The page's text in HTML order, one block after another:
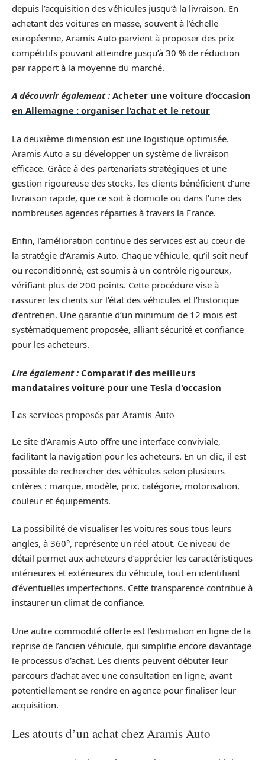
depuis l’acquisition des véhicules jusqu’à la livraison. En
achetant des voitures en masse, souvent à l’échelle
européenne, Aramis Auto parvient à proposer des prix
compétitifs pouvant atteindre jusqu’à 30 % de réduction
par rapport à la moyenne du marché.
A découvrir également : Acheter une voiture d’occasion
en Allemagne : organiser l’achat et le retour
La deuxième dimension est une logistique optimisée.
Aramis Auto a su développer un système de livraison
efficace. Grâce à des partenariats stratégiques et une
gestion rigoureuse des stocks, les clients bénéficient d’une
livraison rapide, que ce soit à domicile ou dans l’une des
nombreuses agences réparties à travers la France.
Enfin, l’amélioration continue des services est au cœur de
la stratégie d’Aramis Auto. Chaque véhicule, qu’il soit neuf
ou reconditionné, est soumis à un contrôle rigoureux,
vérifiant plus de 200 points. Cette procédure vise à
rassurer les clients sur l’état des véhicules et l’historique
d’entretien. Une garantie d’un minimum de 12 mois est
systématiquement proposée, alliant sécurité et confiance
pour les acheteurs.
Lire également : Comparatif des meilleurs
mandataires voiture pour une Tesla d'occasion
Les services proposés par Aramis Auto
Le site d’Aramis Auto offre une interface conviviale,
facilitant la navigation pour les acheteurs. En un clic, il est
possible de rechercher des véhicules selon plusieurs
critères : marque, modèle, prix, catégorie, motorisation,
couleur et équipements.
La possibilité de visualiser les voitures sous tous leurs
angles, à 360°, représente un réel atout. Ce niveau de
détail permet aux acheteurs d’apprécier les caractéristiques
intérieures et extérieures du véhicule, tout en identifiant
d’éventuelles imperfections. Cette transparence contribue à
instaurer un climat de confiance.
Une autre commodité offerte est l’estimation en ligne de la
reprise de l’ancien véhicule, qui simplifie encore davantage
le processus d’achat. Les clients peuvent débuter leur
parcours d’achat avec une consultation en ligne, avant
potentiellement se rendre en agence pour finaliser leur
acquisition.
Les atouts d’un achat chez Aramis Auto